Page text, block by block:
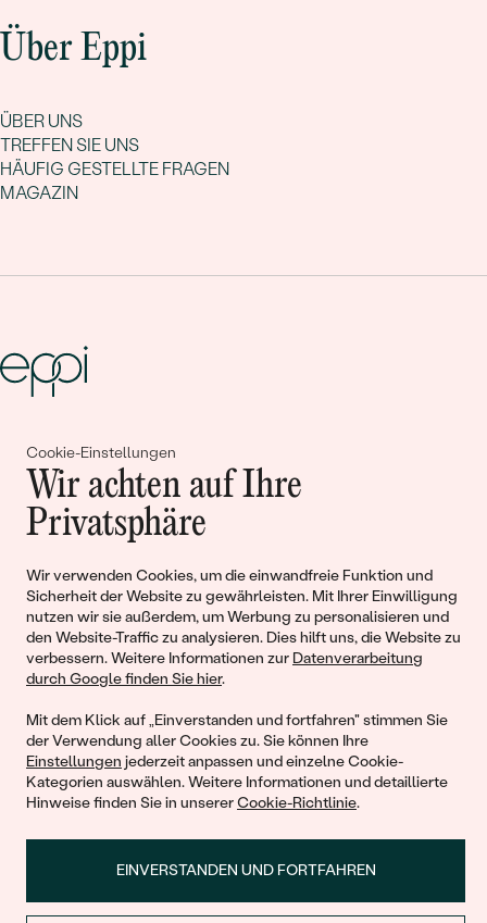
Cookie-Einstellungen
Wir achten auf Ihre
Privatsphäre
Wir verwenden Cookies, um die einwandfreie Funktion und
Sicherheit der Website zu gewährleisten. Mit Ihrer Einwilligung
nutzen wir sie außerdem, um Werbung zu personalisieren und
den Website-Traffic zu analysieren. Dies hilft uns, die Website zu
verbessern. Weitere Informationen zur Datenverarbeitung
durch Google finden Sie hier.
Mit dem Klick auf „Einverstanden und fortfahren" stimmen Sie
der Verwendung aller Cookies zu. Sie können Ihre
Einstellungen jederzeit anpassen und einzelne Cookie-
Kategorien auswählen. Weitere Informationen und detaillierte
Hinweise finden Sie in unsererCookie-Richtlinie.
EINVERSTANDEN UND FORTFAHREN
Über Eppi
ÜBER UNS
TREFFEN SIE UNS
HÄUFIG GESTELLTE FRAGEN
MAGAZIN
Gemeinsam erschaffen wir
Geschichten von Schönheit und
Liebe
Begleiten Sie uns!
© 2011 - 2026, Eppi.de